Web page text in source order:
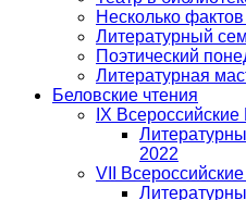
Несколько фактов
Литературный
Поэтический
Литературная
Беловские чтения
IX
2022
VII